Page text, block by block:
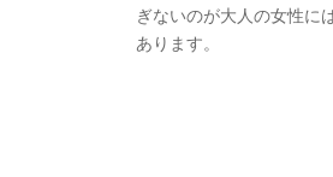
ぎないのが大人の女性に
あります。